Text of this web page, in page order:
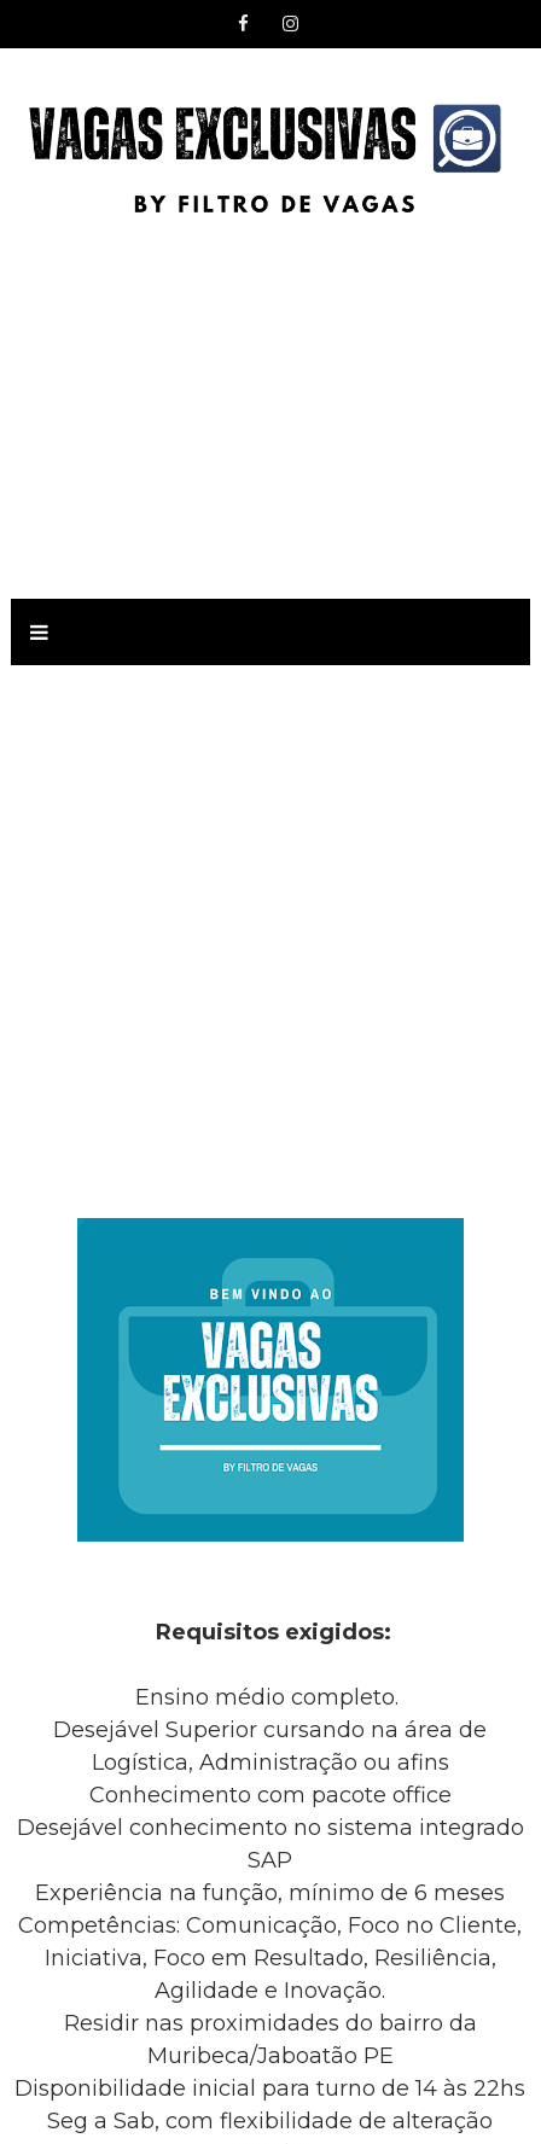
Requisitos exigidos:
Ensino médio completo.
Desejável Superior cursando na área de
Logística, Administração ou afins
Conhecimento com pacote office
Desejável conhecimento no sistema integrado
SAP
Experiência na função, mínimo de 6 meses
Competências: Comunicação, Foco no Cliente,
Iniciativa, Foco em Resultado, Resiliência,
Agilidade e Inovação.
Residir nas proximidades do bairro da
Muribeca/Jaboatão PE
Disponibilidade inicial para turno de 14 às 22hs
Seg a Sab, com flexibilidade de alteração